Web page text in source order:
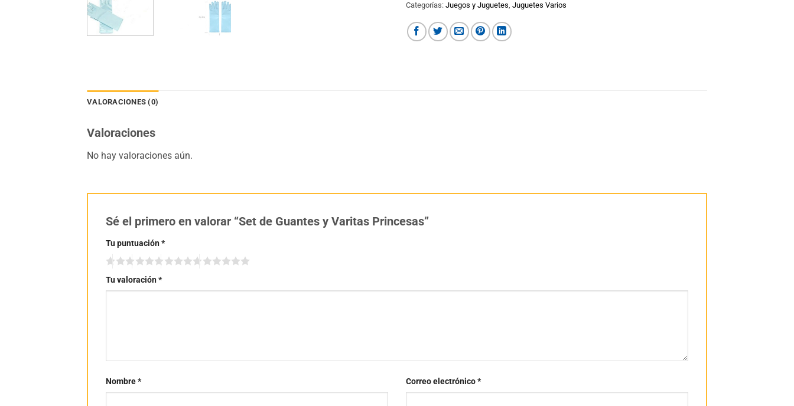
Categorías: Juegos y Juguetes, Juguetes Varios
VALORACIONES (0)
Valoraciones
No hay valoraciones aún.
Sé el primero en valorar “Set de Guantes y Varitas Princesas”
Tu puntuación*
Tu valoración*
Nombre* Correo electrónico*